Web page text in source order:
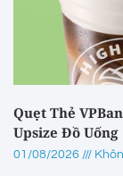
Quẹt Thẻ
Upsize Đồ Uống
01/08/2026